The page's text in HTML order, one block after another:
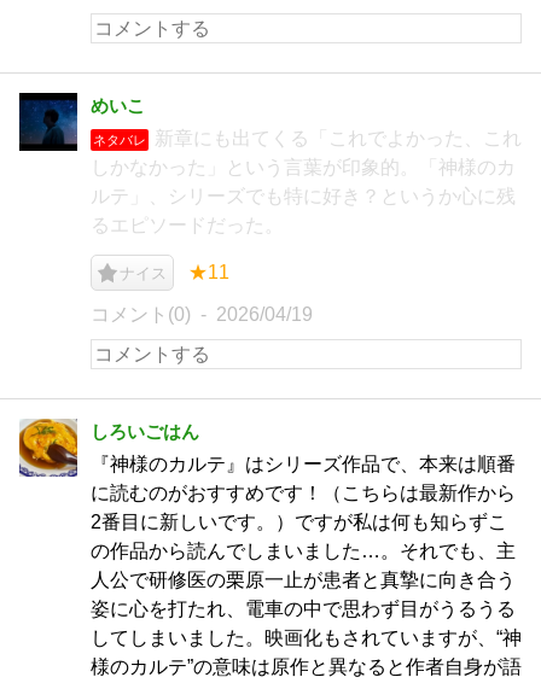
めいこ
ネタバレ
新章にも出てくる「これでよかった、これ
しかなかった」という言葉が印象的。「神様のカ
ルテ」、シリーズでも特に好き？というか心に残
るエピソードだった。
ナイス ★11
コメント(0) 2026/04/19
しろいごはん
『神様のカルテ』はシリーズ作品で、本来は順番
に読むのがおすすめです！（こちらは最新作から
2番目に新しいです。）ですが私は何も知らずこ
の作品から読んでしまいました…。それでも、主
人公で研修医の栗原一止が患者と真摯に向き合う
姿に心を打たれ、電車の中で思わず目がうるうる
してしまいました。映画化もされていますが、“神
様のカルテ”の意味は原作と異なると作者自身が語